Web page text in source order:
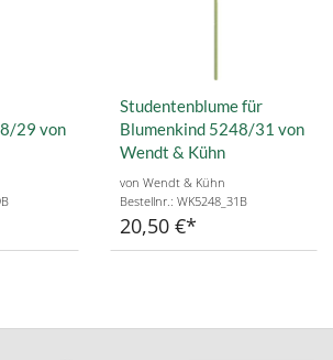
29 von
Studentenblume für
Blumenkind 5248/31 von
Wendt & Kühn
von Wendt & Kühn
Bestellnr.: WK5248_31B
20,50 €